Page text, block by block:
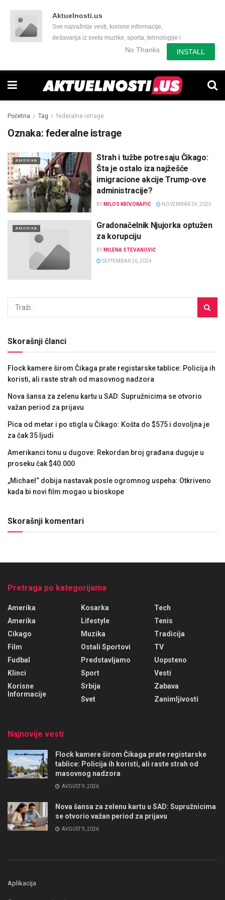
Aktuelnosti.us
Sve najvažnije vesti, korisne informacije,
dešavanja iz sveta muzike, sporta, tehnologije i
još mnogo toga zanimljivog.No Thanks INSTALL
Početna Tag federalne istrage
Oznaka: federalne istrage
AMERIKA
Strah i tužbe potresaju Čikago:
Šta je ostalo iza najžešće
imigracione akcije Trump-ove
administracije?
BY MILOS KRIVOKAPIĆ NOVEMBAR 24, 2025
AMERIKA
Gradonačelnik Njujorka optužen
za korupciju
BY MILENA STEVANOVIĆ
SEPTEMBAR 26, 2024
Skorašnji članci
Flock kamere širom Čikaga prate registarske tablice: Policija ih
koristi, ali raste strah od masovnog nadzora
Nova šansa za zelenu kartu u SAD: Supružnicima se otvorio
važan period za prijavu
Pica od metar i po stigla u Čikago: Košta do $575 i dovoljna je
za čak 35 ljudi
Amerikanci tonu u dugove: Rekordan broj građana duguje u
proseku čak $40.000
„Michael“ dobija nastavak posle ogromnog uspeha: Otkriveno
kada bi novi film mogao u bioskope
Skorašnji komentari
Pretraga po kategorijama
Amerika
Amerika
Cikago
Film
Fudbal
Klinci
Korisne
Informacije
Kosarka
Lifestyle
Muzika
Ostali Sportovi
Predstavljamo
Sport
Srbija
Svet
Tech
Tenis
Tradicija
TV
Uopsteno
Vesti
Zabava
Zanimljivosti
Najnovije vesti
Flock kamere širom Čikaga prate registarske
tablice: Policija ih koristi, ali raste strah od
masovnog nadzora
AVGUST 9, 2026
Nova šansa za zelenu kartu u SAD: Supružnicima
se otvorio važan period za prijavu
AVGUST 9, 2026
Aplikacija